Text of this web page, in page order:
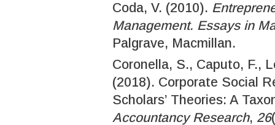
Coda, V. (2010).
Management. Essays in
Palgrave, Macmillan.
Coronella, S., Caputo, F.,
(2018). Corporate Social
Scholars’ Theories: A
Accountancy Research, 26